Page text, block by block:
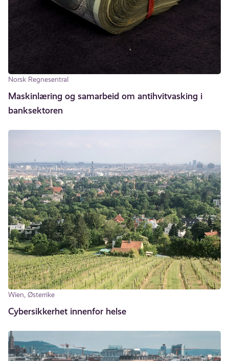
Norsk Regnesentral
Maskinlæring og samarbeid om antihvitvasking i
banksektoren
Wien, Østerrike
Cybersikkerhet innenfor helse